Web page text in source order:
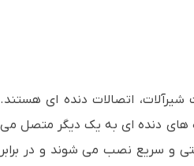
شیرآلات، اتصالات دنده ای هستند.
های دنده ای به یک دیگر متصل می
و سریع نصب می شوند و در برابر